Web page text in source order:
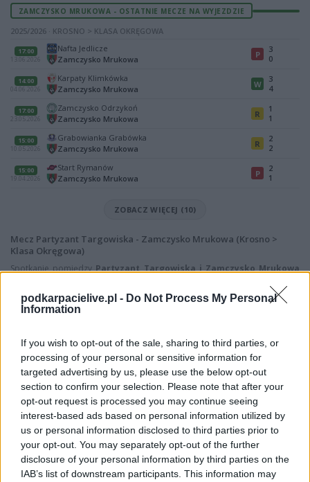
podkarpacielive.pl - Do Not Process My Personal
Information
If you wish to opt-out of the sale, sharing to third parties, or
processing of your personal or sensitive information for
targeted advertising by us, please use the below opt-out
section to confirm your selection. Please note that after your
opt-out request is processed you may continue seeing
interest-based ads based on personal information utilized by
us or personal information disclosed to third parties prior to
your opt-out. You may separately opt-out of the further
disclosure of your personal information by third parties on the
IAB’s list of downstream participants. This information may
ZAMCZYSKO MRUKOWA - OSTATNIE MECZE NA WYJEZDZIE
2025/2026 · KROSNO > KLASA OKRĘGOWA
17:00
13.06.2026
Nafta Jedlicze
Zamczysko Mrukowa
P
3
0
14:00
04.06.2026
Karpaty Klimkówka
Zamczysko Mrukowa
W
3
4
17:00
23.05.2026
Zamczysko Odrzykoń
Zamczysko Mrukowa
R
1
1
15:00
10.05.2026
Grabowianka Grabówka
Zamczysko Mrukowa
R
2
2
15:00
19.04.2026
Start Rymanów
Zamczysko Mrukowa
P
2
1
ZOBACZ WIĘCEJ (10)
Mecz Partyzant Targowiska - Zamczysko Mrukowa (Krosno >
Klasa Okręgowa)
Spotkanie pomiędzyPartyzant Targowiska i Zamczysko Mrukowa
O Krosno).
Na stroniePodkarpacieLive.pl
spotkania . To kompletne źródło danych dla kibiców i pasjonatów
lokalnej piłki nożnej. Jeżeli aktualnie nie widzisz tutaj danych z pewnością
pracujemy nad tym żeby je uzupełnić.
Wynik meczu Partyzant Targowiska vs Zamczysko Mrukowa
Po zakończeniu spotkania automatycznie publikujemyoficjalny wynik
spotkania, a także dane meczowe, jeśli są dostępne.
Pełny harmonogram rozgrywek dostępny jest tutaj:Krosno > Klasa
Okręgowa - terminarz.
Informacje o składach i strzelcach